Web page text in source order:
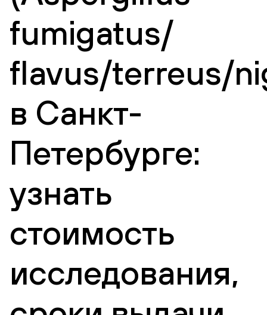
fumigatus/
flavus/terreus/
в Санкт-
Петербурге:
узнать
стоимость
исследования,